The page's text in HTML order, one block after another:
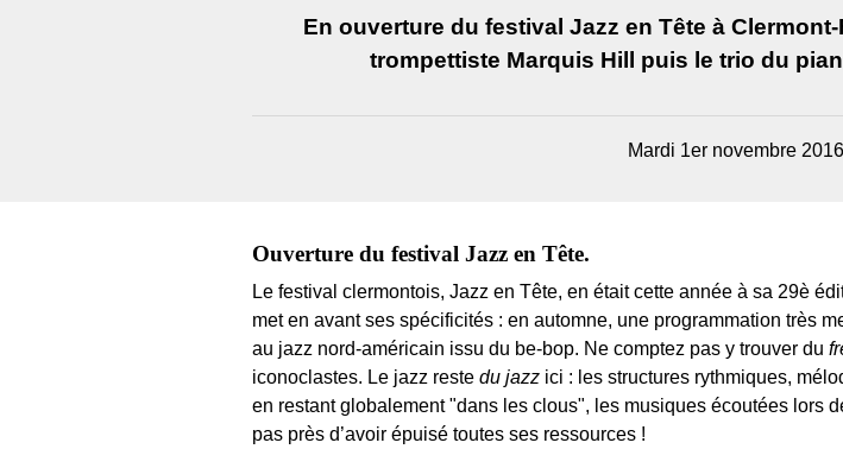
En ouverture du festival Jazz en Tête à
trompettiste Marquis Hill puis le trio du
Mardi 1er novembre
Ouverture du festival Jazz en Tête.
Le festival clermontois, Jazz en Tête, en était cette année à sa 29è
met en avant ses spécificités : en automne, une programmation très
au jazz nord-américain issu du be-bop. Ne comptez pas y trouver du
iconoclastes. Le jazz reste du jazz ici : les structures rythmiques,
en restant globalement "dans les clous", les musiques écoutées lors
pas près d’avoir épuisé toutes ses ressources !